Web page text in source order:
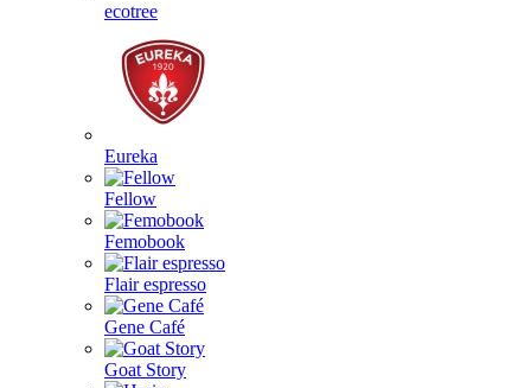
ecotree
Eureka
Fellow
Femobook
Flair espresso
Gene Café
Goat Story